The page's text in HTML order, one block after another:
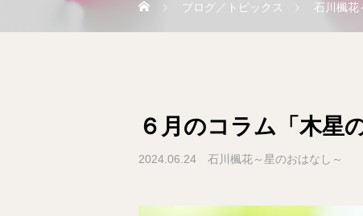
ブログ／トピックス 石川楓花
６月のコラム「木星
2024.06.24 石川楓花～星のおはなし～